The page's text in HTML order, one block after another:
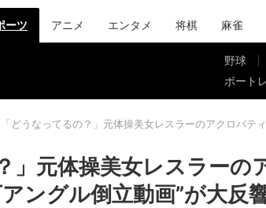
ーツ アニメ エンタメ 将棋 麻雀
野球
ボート
「どうなってるの？」元体操美女レスラーのアクロバテ
」元体操美女レスラーの
ングル倒立動画”が大反